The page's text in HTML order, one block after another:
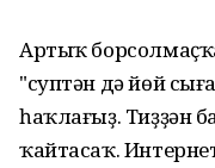
Артыҡ
"суптән дә йөй
һаҡлағыҙ. Тиҙҙән
ҡайтасаҡ.